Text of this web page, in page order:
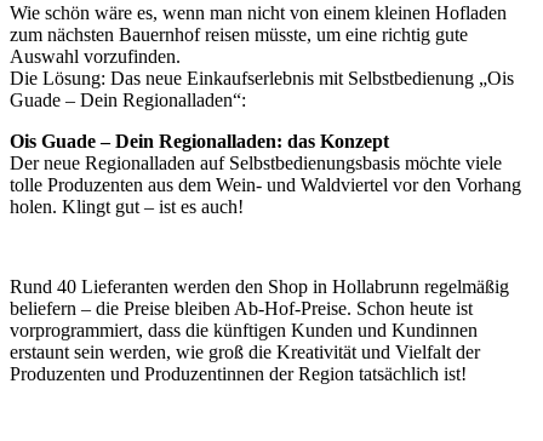
Wie schön wäre es, wenn man nicht von einem kleinen Hofladen
zum nächsten Bauernhof reisen müsste, um eine richtig gute
Auswahl vorzufinden.
Die Lösung: Das neue Einkaufserlebnis mit Selbstbedienung „Ois
Guade – Dein Regionalladen“:
Ois Guade – Dein Regionalladen: das Konzept
Der neue Regionalladen auf Selbstbedienungsbasis möchte viele
tolle Produzenten aus dem Wein- und Waldviertel vor den Vorhang
holen. Klingt gut – ist es auch!
Rund 40 Lieferanten werden den Shop in Hollabrunn regelmäßig
beliefern – die Preise bleiben Ab-Hof-Preise. Schon heute ist
vorprogrammiert, dass die künftigen Kunden und Kundinnen
erstaunt sein werden, wie groß die Kreativität und Vielfalt der
Produzenten und Produzentinnen der Region tatsächlich ist!